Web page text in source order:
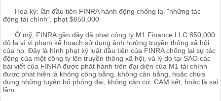
Hoa kỳ: lần đầu tiên FINRA hành động chống lại "những tác
động tài chính", phạt $850,000
Ở mỹ, FINRA gần đây đã phạt công ty M1 Finance LLC 850,000
đô la vì vi phạm kế hoạch sử dụng ảnh hưởng truyền thông xã hội
của họ. Đây là hình phạt kỷ luật đầu tiên của FINRA chống lại sự tác
động của một công ty lên truyền thông xã hội, và lý do tại SAO các
bài viết của FINRA được phát hành trên đại diện của M1 tài chính
được phát hiện là không công bằng, không cân bằng, hoặc chứa
đựng những tuyên bố phóng đại, không căn cứ, CAM kết, hoặc là sai
lầm.